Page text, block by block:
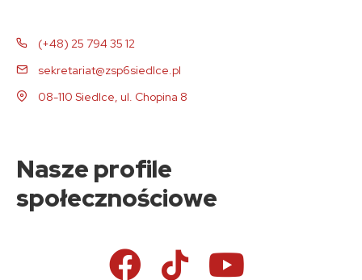
(+48) 25 794 35 12
sekretariat@zsp6siedlce.pl
08-110 Siedlce, ul. Chopina 8
Nasze profile
społecznościowe